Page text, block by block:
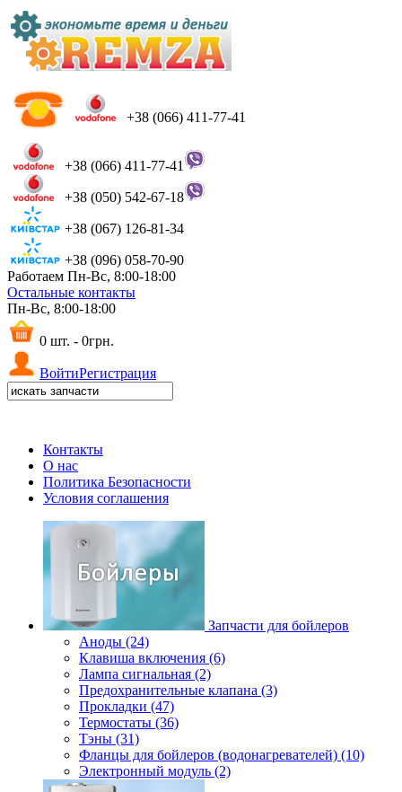
+38 (066) 411-77-41
+38 (066) 411-77-41
+38 (050) 542-67-18
+38 (067) 126-81-34
+38 (096) 058-70-90
Работаем Пн-Вс, 8:00-18:00
Остальные контакты
Пн-Вс, 8:00-18:00
0 шт. - 0грн.
ВойтиРегистрация
Контакты
О нас
Политика Безопасности
Условия соглашения
Запчасти для бойлеров
Аноды (24)
Клавиша включения (6)
Лампа сигнальная (2)
Предохранительные клапана (3)
Прокладки (47)
Термостаты (36)
Тэны (31)
Фланцы для бойлеров (водонагревателей) (10)
Электронный модуль (2)